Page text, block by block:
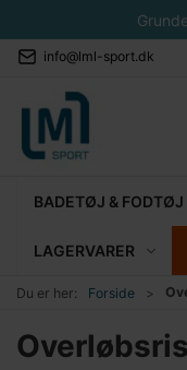
info@lml-sport.dk
BADETØJ & FODTØJ
LAGERVARER
Du er her: Forside